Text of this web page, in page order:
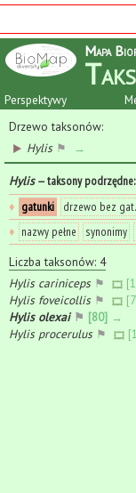
Mapa
Perspektywy
Drzewo taksonów:
Hylis⚑ →
Hylis— taksony podrzędne:
♦ gatunki drzewo bez gat.
♦ nazwy pełne synonimy
Liczba taksonów: 4
Hylis cariniceps⚑
Hylis foveicollis⚑
Hylis olexai⚑ [80] →
Hylis procerulus⚑